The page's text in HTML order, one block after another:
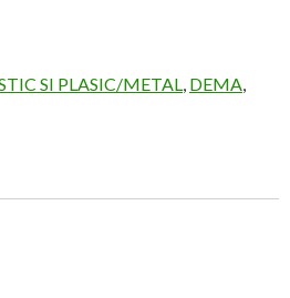
SI PLASIC/METAL DEMA